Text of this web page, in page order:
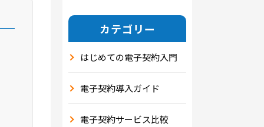
カテゴリー
はじめての電子契約入門
電子契約導入ガイド
電子契約サービス比較